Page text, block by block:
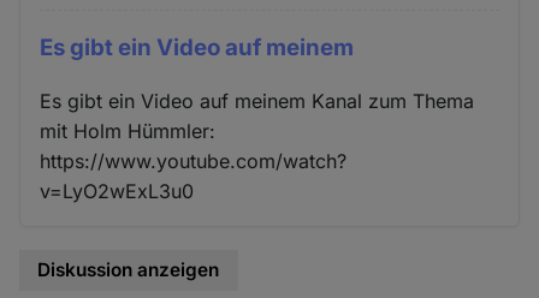
Es gibt ein Video auf meinem
Es gibt ein Video auf meinem Kanal zum Thema
mit Holm Hümmler:
https://www.youtube.com/watch?
v=LyO2wExL3u0
Diskussion anzeigen